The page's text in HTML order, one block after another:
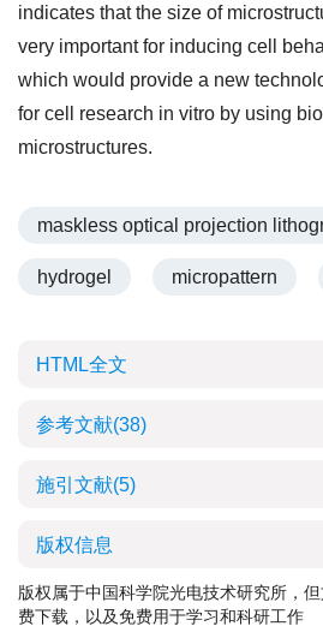
indicates that the size of
very important for inducing cell
which would provide a new
for cell research in vitro by using
microstructures.
maskless optical projection
hydrogel micropattern
HTML全文
参考文献(38)
施引文献(5)
版权信息
版权属于中国科学院光电技术研究所，
费下载，以及免费用于学习和科研工作